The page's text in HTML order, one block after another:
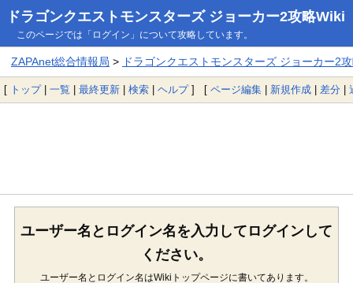
ドラゴンクエストモンスターズ ジョーカー2攻略Wiki
このページでは「ログイン」について攻略しています。
ZAPAnet総合情報局 > ドラゴンクエストモンスターズ ジョーカー2
[ トップ| 一覧 | 最終更新 | 検索 | ヘルプ] [ ページ編集 | 新規作成 | 差分 |
ユーザー名とログイン名を入力してログインして
ください。
ユーザー名とログイン名はWikiトップページに書いてあります。